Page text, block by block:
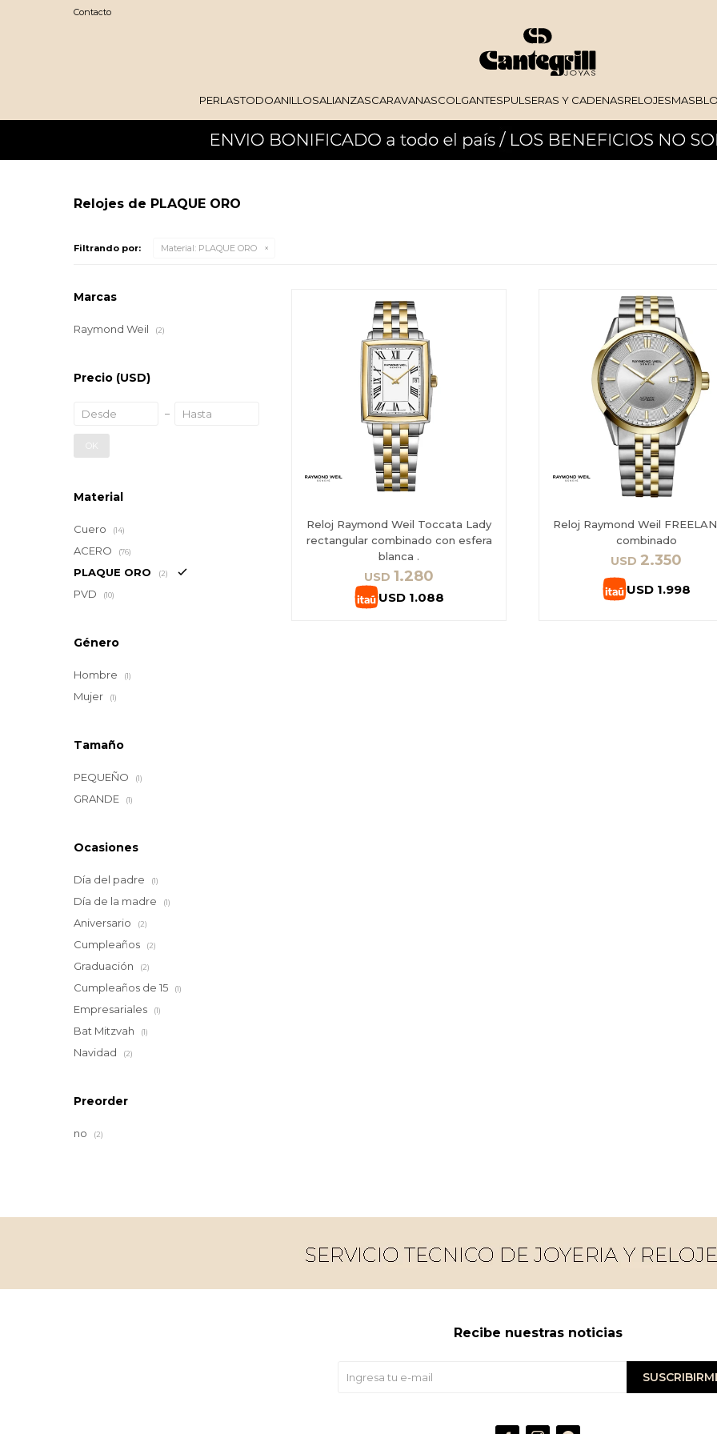
PERLASTODOANILLOSALIANZASCARAVANASCOLGANTESPULSERAS Y CADENASRELOJESMAS
Contacto
Relojes de PLAQUE ORO
Filtrando por: Material: PLAQUE ORO
Reloj Raymond Weil Toccata Lady
rectangular combinado con esfera
blanca .
USD 1.280
USD 1.088
Reloj Raymond Weil
combinado
USD 2.350
USD 1.998
Marcas
Raymond Weil (2)
Precio (USD)
OK
Material
Cuero (14)
ACERO (76)
PLAQUE ORO (2)
PVD (10)
Género
Hombre (1)
Mujer (1)
Tamaño
PEQUEÑO (1)
GRANDE (1)
Ocasiones
Día del padre (1)
Día de la madre (1)
Aniversario (2)
Cumpleaños (2)
Graduación (2)
Cumpleaños de 15 (1)
Empresariales (1)
Bat Mitzvah (1)
Navidad (2)
Preorder
no (2)
Recibe nuestras noticias